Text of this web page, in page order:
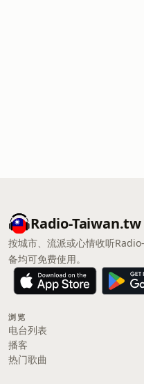
Radio-Taiwan.tw
按城市、流派或心情收听
备均可免费使用。
浏览
电台列表
播客
热门歌曲